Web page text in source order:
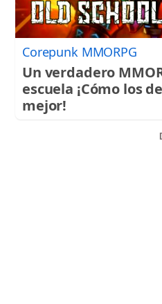
Corepunk MMORPG
Un verdadero
escuela ¡Cómo los
mejor!